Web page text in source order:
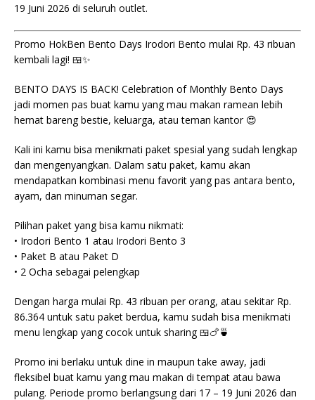
19 Juni 2026 di seluruh outlet.
Promo HokBen Bento Days Irodori Bento mulai Rp. 43 ribuan
kembali lagi! 🍱✨
BENTO DAYS IS BACK! Celebration of Monthly Bento Days
jadi momen pas buat kamu yang mau makan ramean lebih
hemat bareng bestie, keluarga, atau teman kantor 😍
Kali ini kamu bisa menikmati paket spesial yang sudah lengkap
dan mengenyangkan. Dalam satu paket, kamu akan
mendapatkan kombinasi menu favorit yang pas antara bento,
ayam, dan minuman segar.
Pilihan paket yang bisa kamu nikmati:
• Irodori Bento 1 atau Irodori Bento 3
• Paket B atau Paket D
• 2 Ocha sebagai pelengkap
Dengan harga mulai Rp. 43 ribuan per orang, atau sekitar Rp.
86.364 untuk satu paket berdua, kamu sudah bisa menikmati
menu lengkap yang cocok untuk sharing 🍱🍗🍵
Promo ini berlaku untuk dine in maupun take away, jadi
fleksibel buat kamu yang mau makan di tempat atau bawa
pulang. Periode promo berlangsung dari 17 – 19 Juni 2026 dan